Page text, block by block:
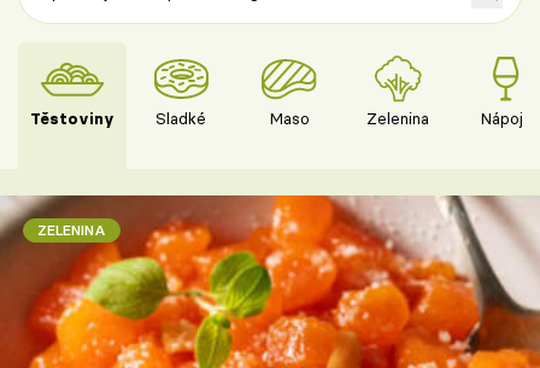
Těstoviny Sladké Maso Zelenina Nápoje
ZELENINA